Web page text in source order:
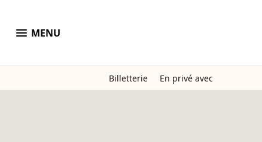
menu MENU
Billetterie En privé avec